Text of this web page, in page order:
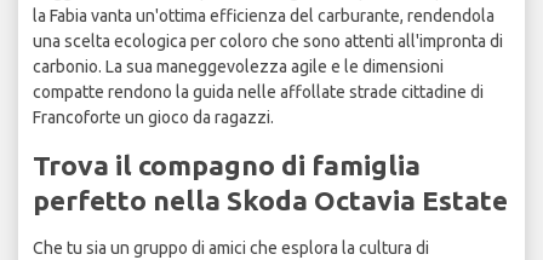
la Fabia vanta un'ottima efficienza del carburante, rendendola
una scelta ecologica per coloro che sono attenti all'impronta di
carbonio. La sua maneggevolezza agile e le dimensioni
compatte rendono la guida nelle affollate strade cittadine di
Francoforte un gioco da ragazzi.
Trova il compagno di famiglia
perfetto nella Skoda Octavia Estate
Che tu sia un gruppo di amici che esplora la cultura di